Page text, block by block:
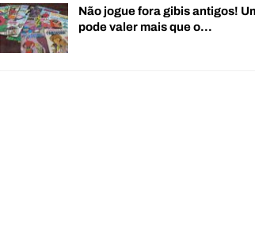
Não jogue fora gibis antigos!
pode valer mais que o…